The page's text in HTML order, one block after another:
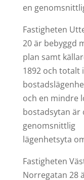
en
Fastigheten
20 är bebyggd
plan samt
1892 och totalt
och en mindre
bostadsytan är
genomsnittlig
lägenhetsyta
Fastigheten
Norregatan 28